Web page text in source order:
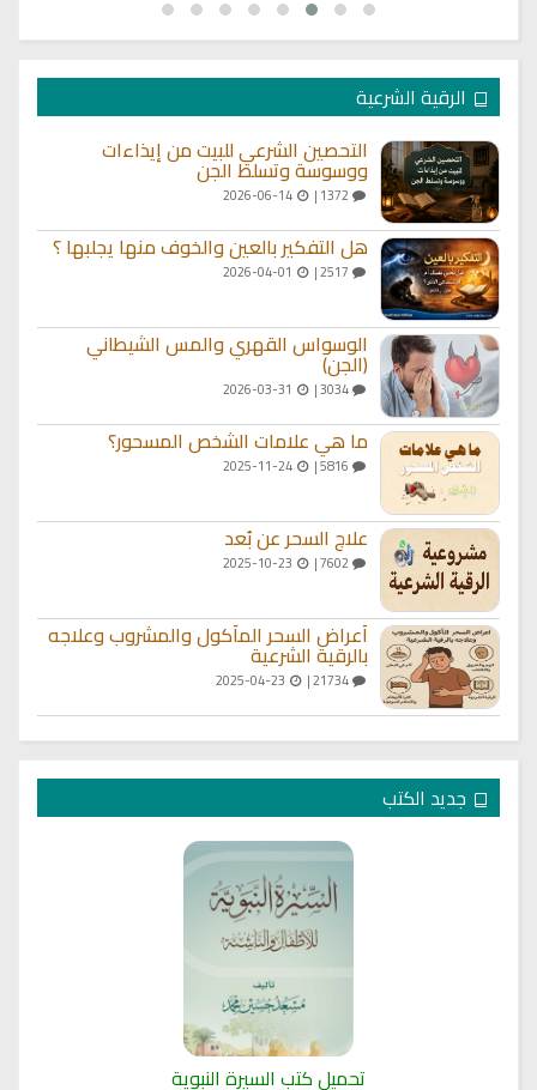
الرقية الشرعية
التحصين الشرعي للبيت من إيذاءات
ووسوسة وتسلط الجن
2026-06-14
هل التفكير بالعين والخوف منها يجلبها ؟
الوسواس القهري والمس الشيطاني
(الجن)
3034 |
ما هي علامات الشخص المسحور؟
2025-11-24
علاج السحر عن بُعد
أعراض السحر المأكول والمشروب وعلاجه
بالرقية الشرعية
21734 |
جديد الكتب
تحميل كتب السيرة النبوية